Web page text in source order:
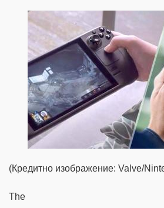
(Кредитно изображение: Valve/
The